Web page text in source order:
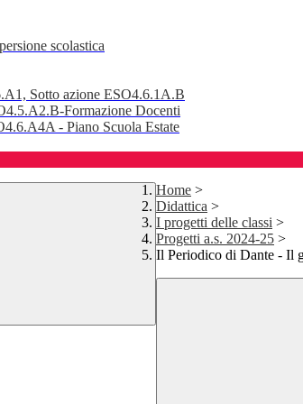
scolastica
Sotto azione ESO4.6.1A.B
Formazione Docenti
- Piano Scuola Estate
Home >
Didattica >
I progetti delle classi >
Progetti a.s. 2024-25 >
Il Periodico di Dante - Il